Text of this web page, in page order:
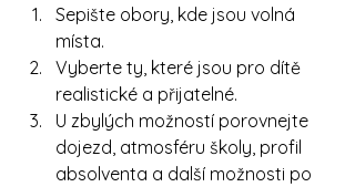
Sepište obory, kde jsou volná
místa.
Vyberte ty, které jsou pro dítě
realistické a přijatelné.
U zbylých možností porovnejte
dojezd, atmosféru školy, profil
absolventa a další možnosti po